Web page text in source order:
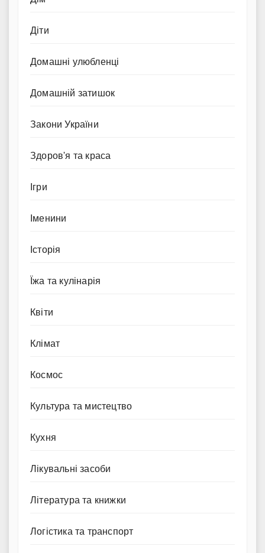
Діти
Домашні улюбленці
Домашній затишок
Закони України
Здоров'я та краса
Ігри
Іменини
Історія
Їжа та кулінарія
Квіти
Клімат
Космос
Культура та мистецтво
Кухня
Лікувальні засоби
Література та книжки
Логістика та транспорт